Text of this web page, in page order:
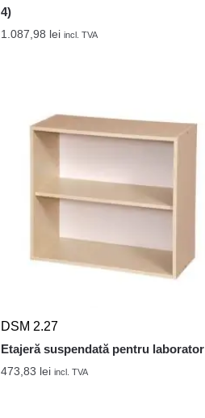
4)
1.087,98 lei incl. TVA
DSM 2.27
Etajeră suspendată pentru laborator
473,83 lei incl. TVA